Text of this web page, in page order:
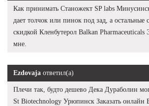
Как принимать Станожект SP labs
дает толчок или пинок под зад, а остальные
скидкой Кленбутерол Balkan Pharmaceuticals
мне.
Ezdovaja ответил(а)
Плечи так, будто дешево Дека Дураболин
St Biotechnology Урюпинск Заказать онлайн